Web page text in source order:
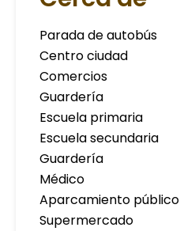
Parada de autobús
Centro ciudad
Comercios
Guardería
Escuela primaria
Escuela secundaria
Guardería
Médico
Aparcamiento público
Supermercado